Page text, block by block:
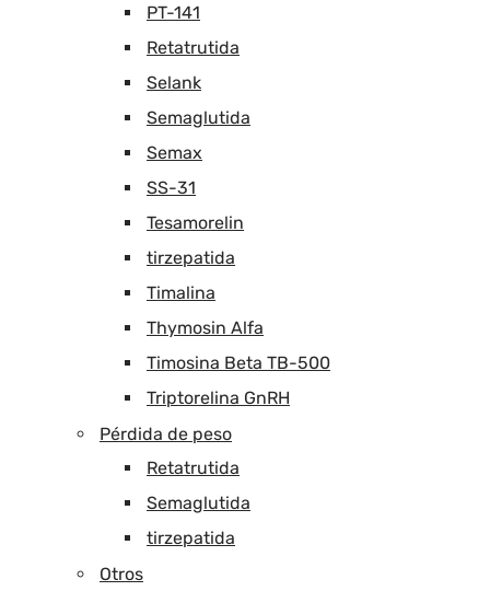
PT-141
Retatrutida
Selank
Semaglutida
Semax
SS-31
Tesamorelin
tirzepatida
Timalina
Thymosin Alfa
Timosina Beta TB-500
Triptorelina GnRH
Pérdida de peso
Retatrutida
Semaglutida
tirzepatida
Otros